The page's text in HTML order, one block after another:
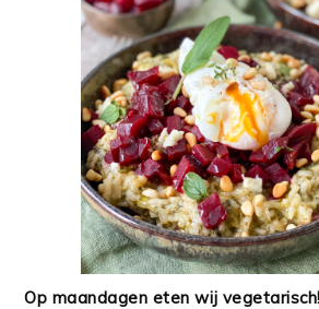
Op maandagen eten wij